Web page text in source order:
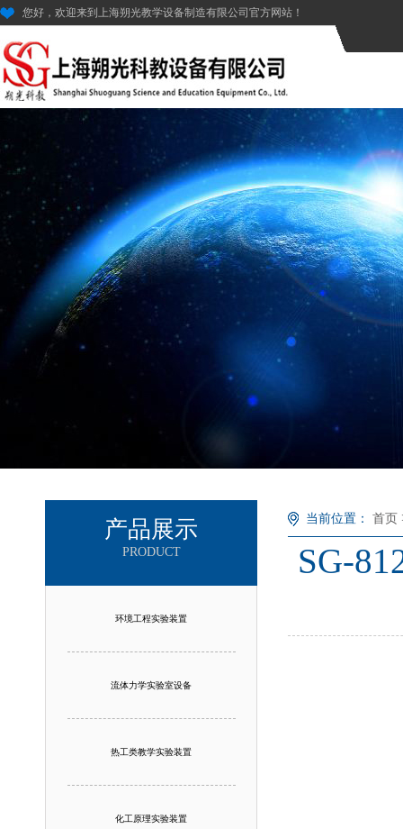
您好，欢迎来到上海朔光教学设备制造有限公司官方网站！
产品展示
PRODUCT
环境工程实验装置
流体力学实验室设备
热工类教学实验装置
化工原理实验装置
当前位置： 首页
SG-